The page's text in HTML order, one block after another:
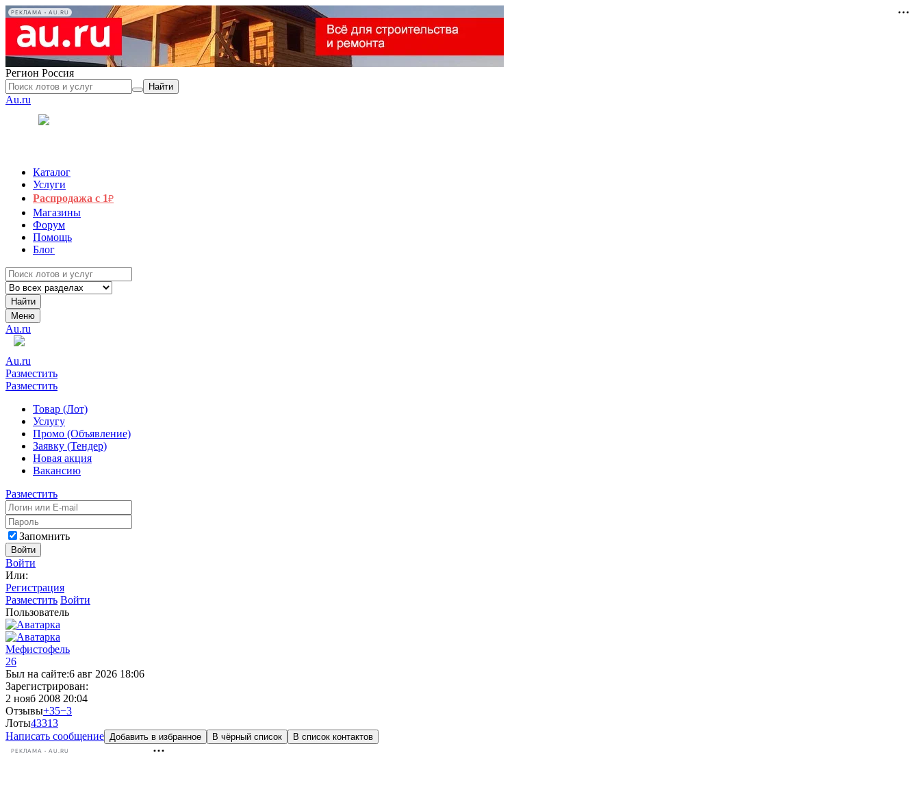
РЕКЛАМА • AU.RU
Регион Россия
Найти
Au.ru
Каталог
Услуги
Распродажа с 1₽
Магазины
Форум
Помощь
Блог
Найти
Меню
Au.ru
Au.ru
Разместить
Разместить
Товар (Лот)
Услугу
Промо (Объявление)
Заявку (Тендер)
Новая акция
Вакансию
Разместить
Запомнить
Войти
Войти
Или:
Регистрация
Разместить Войти
Пользователь
Мефистофель
26
Был на сайте:6 авг 2026 18:06
Зарегистрирован:
2 нояб 2008 20:04
Отзывы+35−3
Лоты43313
Написать сообщение Добавить в избранное В чёрный список В список контактов
РЕКЛАМА • AU.RU